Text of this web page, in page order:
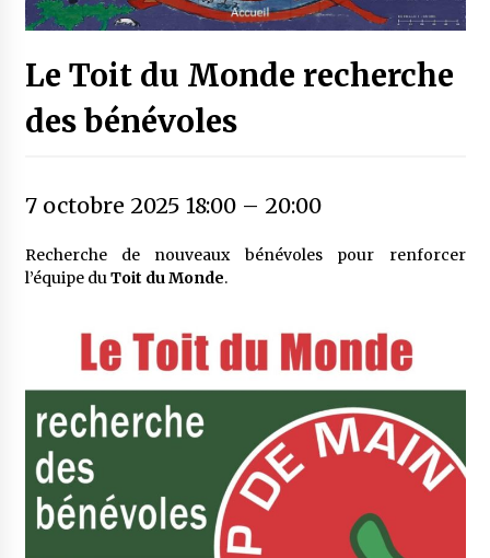
Le Toit du Monde recherche
des bénévoles
7 octobre 2025 18:00– 20:00
Recherche de nouveaux bénévoles pour renforcer
l’équipe duToit du Monde.